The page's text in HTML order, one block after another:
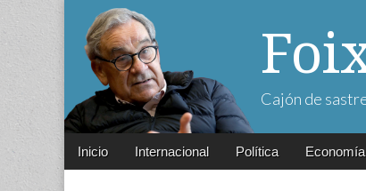
Cajón de
Main
Skip
Inicio Internacional Política Economía